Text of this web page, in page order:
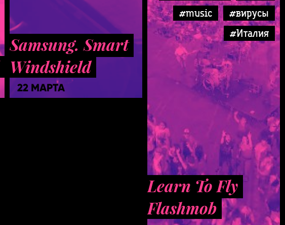
Samsung. Smart
Windshield
22 МАРТА
#music
#вирусы
#Италия
Learn To Fly
Flashmob